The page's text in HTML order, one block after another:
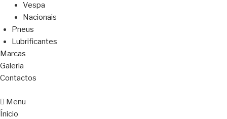
Vespa
Nacionais
Pneus
Lubrificantes
Marcas
Galeria
Contactos
Menu
Ínicio